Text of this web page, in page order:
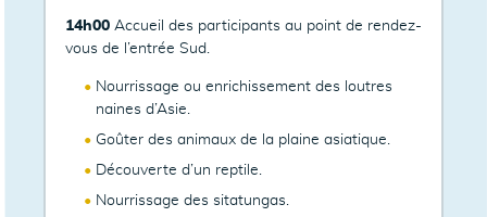
14h00Accueil des participants au point de rendez-
vous de l’entrée Sud.
Nourrissage ou enrichissement des loutres
naines d’Asie.
Goûter des animaux de la plaine asiatique.
Découverte d’un reptile.
Nourrissage des sitatungas.